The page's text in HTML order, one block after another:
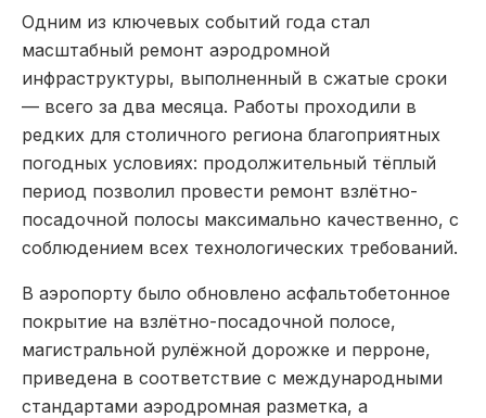
Одним из ключевых событий года стал
масштабный ремонт аэродромной
инфраструктуры, выполненный в сжатые сроки
— всего за два месяца. Работы проходили в
редких для столичного региона благоприятных
погодных условиях: продолжительный тёплый
период позволил провести ремонт взлётно-
посадочной полосы максимально качественно, с
соблюдением всех технологических требований.
В аэропорту было обновлено асфальтобетонное
покрытие на взлётно-посадочной полосе,
магистральной рулёжной дорожке и перроне,
приведена в соответствие с международными
стандартами аэродромная разметка, а